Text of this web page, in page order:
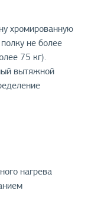
хромированную
не более
75 кг).
вытяжной
нагрева